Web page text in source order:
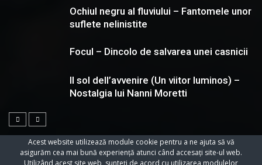
Ochiul negru al fluviului – Fantomele unor
suflete nelinistite
Focul – Dincolo de salvarea unei casnicii
Il sol dell’avvenire (Un viitor luminos) –
Nostalgia lui Nanni Moretti
Acest website utilizează module cookie pentru a ne ajuta să vă
asigurăm cea mai bună experiență atunci când accesați site-ul web.
Utilizând acest site web, sunteți de acord cu utilizarea modulelor